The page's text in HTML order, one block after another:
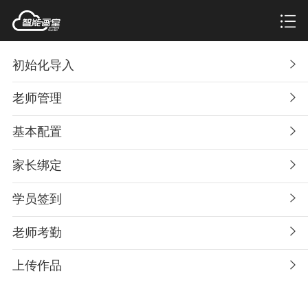
初始化导入
老师管理
基本配置
家长绑定
学员签到
老师考勤
上传作品